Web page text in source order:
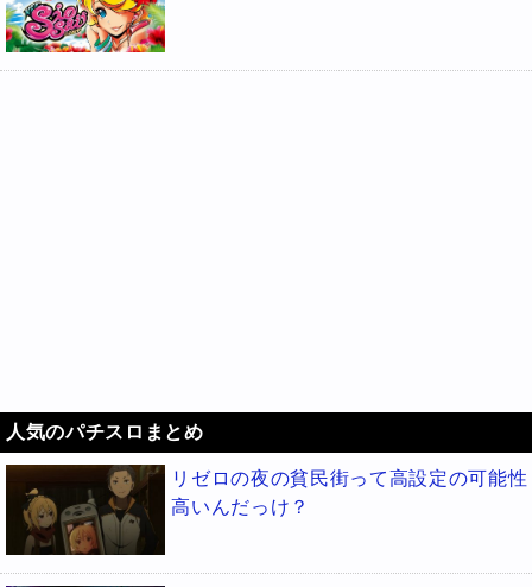
人気のパチスロまとめ
リゼロの夜の貧民街って高設定の可能性
高いんだっけ？